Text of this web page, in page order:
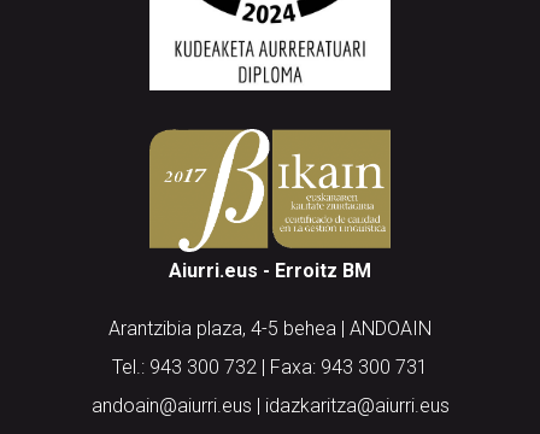
Aiurri.eus - Erroitz BM
Arantzibia plaza, 4-5 behea | ANDOAIN
Tel.: 943 300 732 | Faxa: 943 300 731
andoain@aiurri.eus | idazkaritza@aiurri.eus